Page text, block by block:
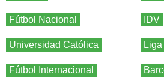
Fútbol Nacional IDV
Universidad Católica Liga
Fútbol Internacional